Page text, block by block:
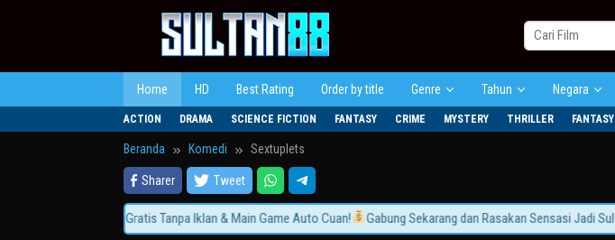
Home HD Best Rating Order by title Genre Tahun Negara
ACTION DRAMA SCIENCE FICTION FANTASY CRIME MYSTERY THRILLER FANTASY
Beranda Komedi Sextuplets
Sharer Tweet
Film Terbaru Gratis Tanpa Iklan & Main Game Auto Cuan! Gabung Sekarang dan Rasakan Sensasi Jadi Sultan!